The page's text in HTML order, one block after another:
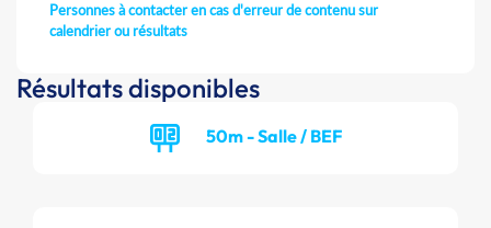
Personnes à contacter en cas d'erreur de contenu sur
calendrier ou résultats
Résultats disponibles
50m - Salle / BEF